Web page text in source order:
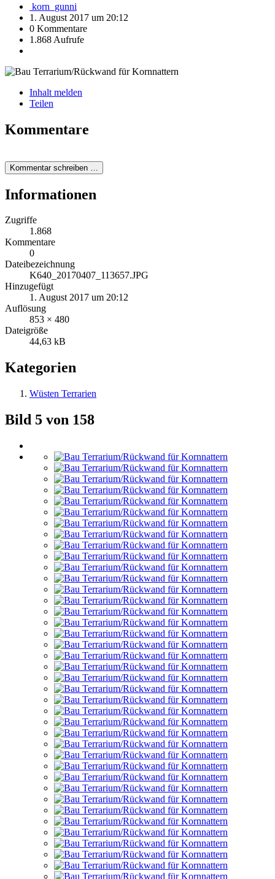
korn_gunni
1. August 2017 um 20:12
0 Kommentare
1.868 Aufrufe
Inhalt melden
Teilen
Kommentare
Kommentar schreiben …
Informationen
Zugriffe
1.868
Kommentare
0
Dateibezeichnung
K640_20170407_113657.JPG
Hinzugefügt
1. August 2017 um 20:12
Auflösung
853 × 480
Dateigröße
44,63 kB
Kategorien
Wüsten Terrarien
Bild 5 von 158